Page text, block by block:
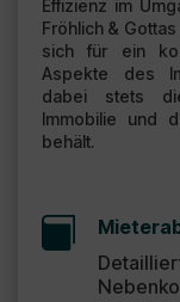
Effizienz im
Fröhlich &
sich für ein
Aspekte des
dabei stets
Immobilie und
behält.
